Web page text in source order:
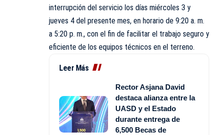
interrupción del servicio los días miércoles 3 y
jueves 4 del presente mes, en horario de 9:20 a. m.
a 5:20 p. m., con el fin de facilitar el trabajo seguro y
eficiente de los equipos técnicos en el terreno.
Leer Más
Rector Asjana David
destaca alianza entre la
UASD y el Estado
durante entrega de
6,500 Becas de